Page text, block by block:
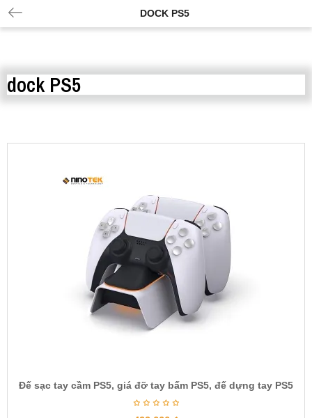
DOCK PS5
dock PS5
Đế sạc tay cầm PS5, giá đỡ tay bấm PS5, đế dựng tay PS5